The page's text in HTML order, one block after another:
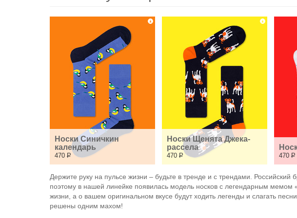
Носки Синичкин
календарь
470 Р
Носки Щенята Джека-
рассела
470 Р 470 Р
Держите руку на пульсе жизни – будьте в тренде и с трендами.
поэтому в нашей линейке появилась модель носков с легендарным мемом
жизни, а о вашем оригинальном вкусе будут ходить легенды и слагать
решены одним махом!